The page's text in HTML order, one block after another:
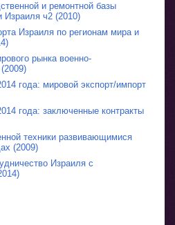
и ремонтной базы
Израиля ч2 (2010)
Израиля по регионам мира и
рынка военно-
года: мировой экспорт/импорт
года: заключенные контракты
техники развивающимися
(2009)
Израиля с